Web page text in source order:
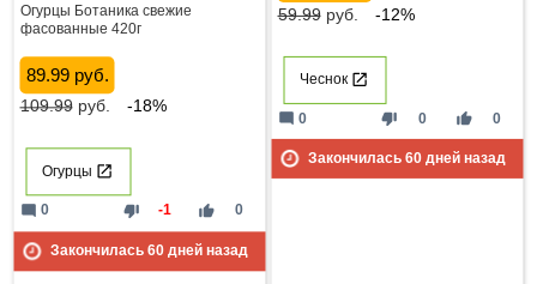
Огурцы Ботаника свежие
фасованные 420г
89.99 руб.
109.99руб. -18%
Огурцы
thumb_down -1 thumb_up 0
mode_comment 0
Закончилась 60дней назад
59.99руб. -12%
Чеснок
thumb_down 0 thumb_up 0
mode_comment 0
Закончилась 60дней назад